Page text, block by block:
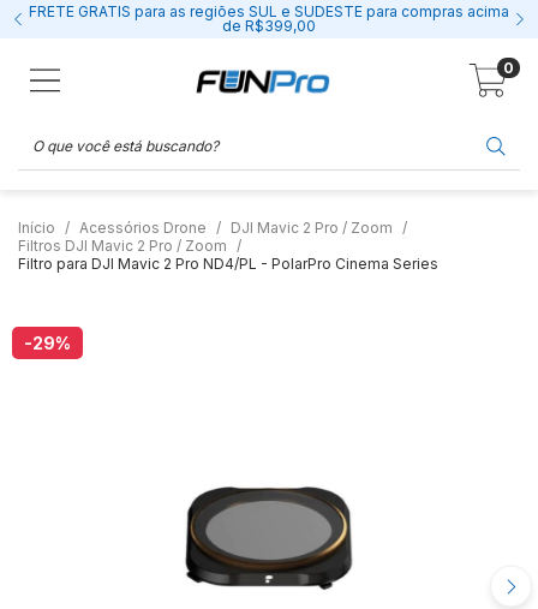
FRETE GRÁTIS para as regiões SUL e SUDESTE para compras acima
de R$399,00
0
Início Acessórios Drone
DJI Mavic 2 Pro / Zoom
Filtros DJI Mavic 2 Pro / Zoom
Filtro para DJI Mavic 2 Pro ND4/PL - PolarPro Cinema Series
-29%